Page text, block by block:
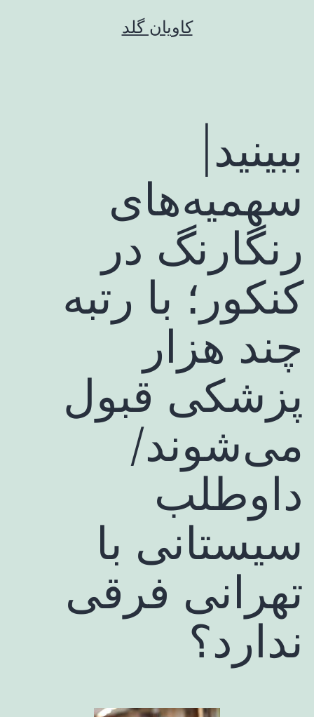
کاویان گلد
ببینید|
سهمیه‌های
رنگارنگ در
کنکور؛ با رتبه
چند هزار
پزشکی قبول
می‌شوند/
داوطلب
سیستانی با
تهرانی فرقی
ندارد؟